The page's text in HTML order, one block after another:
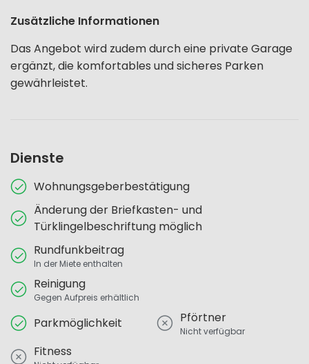
Zusätzliche Informationen
Das Angebot wird zudem durch eine private Garage
ergänzt, die komfortables und sicheres Parken
gewährleistet.
Dienste
Wohnungsgeberbestätigung
Änderung der Briefkasten- und
Türklingelbeschriftung möglich
Rundfunkbeitrag
In der Miete enthalten
Reinigung
Gegen Aufpreis erhältlich
Parkmöglichkeit Pförtner
Nicht verfügbar
Fitness